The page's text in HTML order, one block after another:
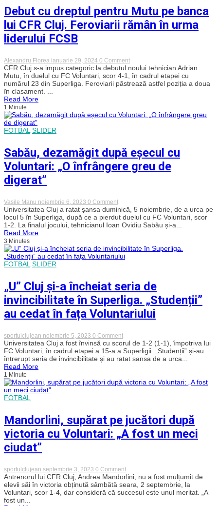
out.
Atât
s-
a
Debut cu dreptul pentru Mutu pe banca
lui CFR Cluj. Feroviarii rămân în urma
liderului FCSB
Alexandru Florea ianuarie 29, 2024 0 Commenton
Debut
cu
dreptul
pentru
lui
urma
FCSB
CFR Cluj s-a impus categoric la debutul noului tehnician Adrian
Mutu, în duelul cu FC Voluntari, scor 4-1, în cadrul etapei cu
numărul 23 din Superliga. Feroviarii păstrează astfel poziția a doua
în clasament. ...
Read More
1 Minute
FOTBAL SLIDER
Sabău, dezamăgit după eșecul cu
Voluntari: „O înfrângere greu de
digerat”
Vasile Manu noiembrie 6, 2023 0 Commenton
Sabău,
dezamăgit
după
eșecul
„O
înfrângere
Universitatea Cluj a ratat șansa duminică, 5 noiembrie, de a urca pe
locul 5 în Superliga, după ce a pierdut duelul cu FC Voluntari, scor
1-2. La finalul jocului, tehnicianul Ioan Ovidiu Sabău și-a...
Read More
3 Minutes
FOTBAL SLIDER
„U” Cluj și-a încheiat seria de
invincibilitate în Superliga. „Studenții”
au cedat în fața Voluntariului
sportulclujean noiembrie 5, 2023 0 Commenton
„U”
Cluj
și-
a
de
au
cedat
în
fața
Universitatea Cluj a fost învinsă cu scorul de 1-2 (1-1), împotriva lui
FC Voluntari, în cadrul etapei a 15-a a Superligii. „Studenții” și-au
întrerupt seria de invincibilitate și au ratat șansa de a urca...
Read More
1 Minute
FOTBAL
Mandorlini, supărat pe jucători după
victoria cu Voluntari: „A fost un meci
ciudat”
sportulclujean septembrie 3, 2023 0 Commenton
Mandorlini,
supărat
pe
jucători
Antrenorul lui CFR Cluj, Andrea Mandorlini, nu a fost mulțumit de
elevii săi în victoria obținută sâmbătă seara, 2 septembrie, la
Voluntari, scor 1-4, dar consideră că succesul este unul meritat. „A
fost un...